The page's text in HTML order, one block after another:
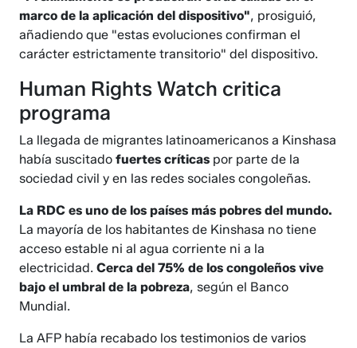
marco de la aplicación del dispositivo", prosiguió,
añadiendo que "estas evoluciones confirman el
carácter estrictamente transitorio" del dispositivo.
Human Rights Watch critica
programa
La llegada de migrantes latinoamericanos a Kinshasa
había suscitado fuertes críticas por parte de la
sociedad civil y en las redes sociales congoleñas.
La RDC es uno de los países más pobres del mundo.
La mayoría de los habitantes de Kinshasa no tiene
acceso estable ni al agua corriente ni a la
electricidad.Cerca del 75% de los congoleños vive
bajo el umbral de la pobreza, según el Banco
Mundial.
La AFP había recabado los testimonios de varios